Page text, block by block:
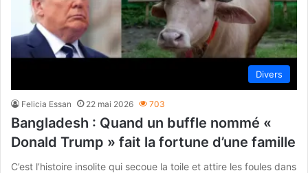
Divers
Felicia Essan 22 mai 2026 703
Bangladesh : Quand un buffle nommé «
Donald Trump » fait la fortune d’une famille
C’est l’histoire insolite qui secoue la toile et attire les foules dans